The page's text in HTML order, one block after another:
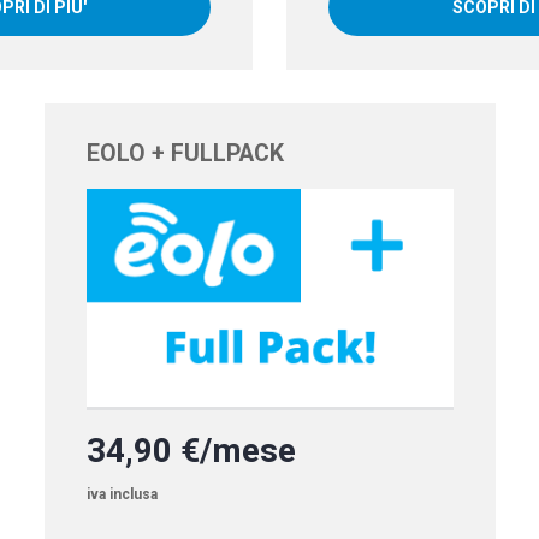
DI PIU' SCOPRI
EOLO + FULLPACK
34,90 €/mese
iva inclusa